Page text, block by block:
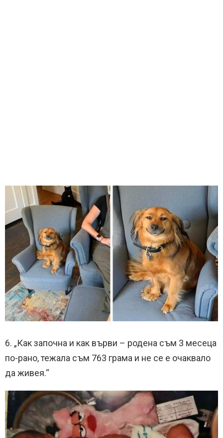
6. „Как започна и как върви – родена съм 3 месеца
по-рано, тежала съм 763 грама и не се е очаквало
да живея.“